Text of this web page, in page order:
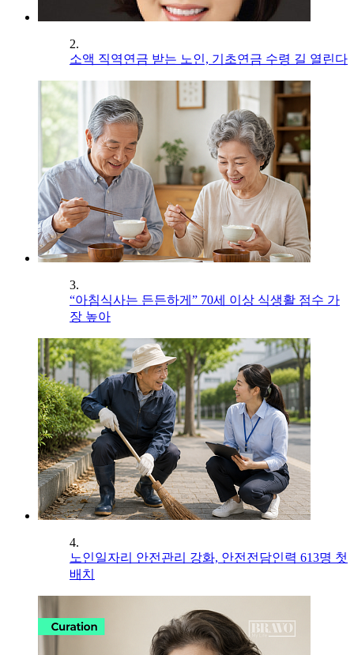
2.
소액 직역연금 받는 노인, 기초연금 수령 길 열린다
3.
“아침식사는 든든하게” 70세 이상 식생활 점수 가
장 높아
4.
노인일자리 안전관리 강화, 안전전담인력 613명 첫
배치